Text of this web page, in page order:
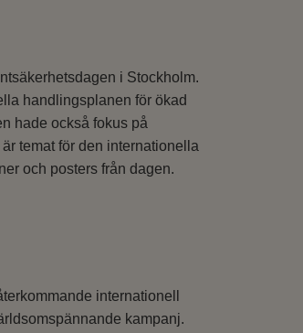
i Stockholm.
handlingsplanen för ökad
hade också fokus på
temat för den internationella
och posters från dagen.
internationell
kampanj.